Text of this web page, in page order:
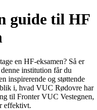
guide til HF
en HF-eksamen? Så er
institution får du
inspirerende og støttende
i, hvad VUC Rødovre har
til Fronter VUC Vestegnen,
effektivt.